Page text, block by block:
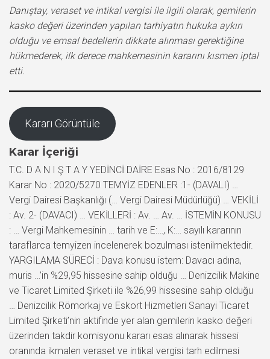
Danıştay, veraset ve intikal vergisi ile ilgili olarak, gemilerin
kasko değeri üzerinden yapılan tarhiyatın hukuka aykırı
olduğu ve emsal bedellerin dikkate alınması gerektiğine
hükmederek, ilk derece mahkemesinin kararını kısmen iptal
etti.
Kararı Görüntüle
Karar İçeriği
T.C. D A N I Ş T A Y YEDİNCİ DAİRE Esas No : 2016/8129
Karar No : 2020/5270 TEMYİZ EDENLER :1- (DAVALI) …
Vergi Dairesi Başkanlığı (… Vergi Dairesi Müdürlüğü) … VEKİLİ
: Av. 2- (DAVACI) … VEKİLLERİ : Av. … Av. … İSTEMİN KONUSU
: … Vergi Mahkemesinin … tarih ve E:…, K:… sayılı kararının
taraflarca temyizen incelenerek bozulması istenilmektedir.
YARGILAMA SÜRECİ : Dava konusu istem: Davacı adına,
muris …’in %29,95 hissesine sahip olduğu … Denizcilik Makine
ve Ticaret Limited Şirketi ile %26,99 hissesine sahip olduğu
… Denizcilik Römorkaj ve Eskort Hizmetleri Sanayi Ticaret
Limited Şirketi’nin aktifinde yer alan gemilerin kasko değeri
üzerinden takdir komisyonu kararı esas alınarak hissesi
oranında ikmalen veraset ve intikal vergisi tarh edilmesi